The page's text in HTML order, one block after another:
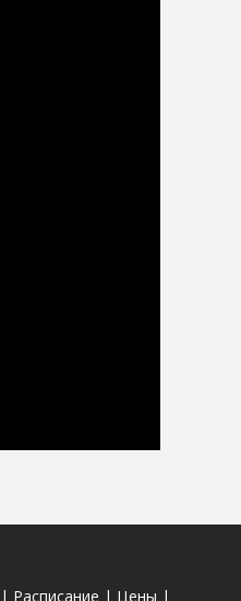
| Расписание | Цены |